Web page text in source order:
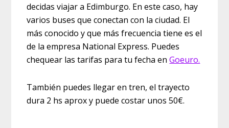
decidas viajar a Edimburgo. En este caso, hay
varios buses que conectan con la ciudad. El
más conocido y que más frecuencia tiene es el
de la empresa National Express. Puedes
chequear las tarifas para tu fecha enGoeuro.
También puedes llegar en tren, el trayecto
dura 2 hs aprox y puede costar unos 50€.